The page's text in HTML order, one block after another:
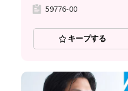
59776-00
キープする